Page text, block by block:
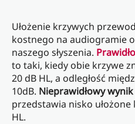
Ułożenie krzywych
kostnego na audiogramie
naszego słyszenia.
to taki, kiedy obie krzywe
20 dB HL, a odległość
10dB. Nieprawidłowy wynik
przedstawia nisko
HL.